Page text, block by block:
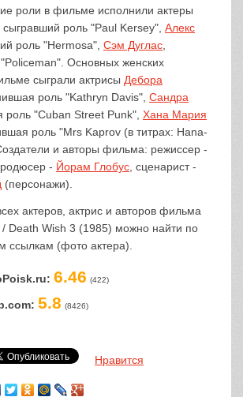
роли в фильме исполнили актеры
, сыгравший роль "Paul Kersey", Алекс
роль "Hermosa", Сэм Дуглас
Основных женских
сыграли актрисы Дебора
роль "Kathryn Davis", Сандра
роль "Cuban Street Punk", Хана Мария
роль "Mrs Kaprov (в титрах: Hana-
и авторы фильма: режиссер -
- Йорам Глобус , сценарист -
(персонажи).
актеров, актрис и авторов фильма
Death Wish 3 (1985) можно найти по
ссылкам (фото актера).
6.46 (422)
5.8 (8426)
Нравится